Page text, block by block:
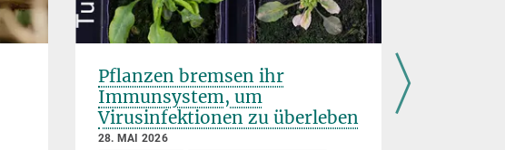
Pflanzen bremsen ihr
Immunsystem, um
Virusinfektionen zu überleben
28. MAI 2026